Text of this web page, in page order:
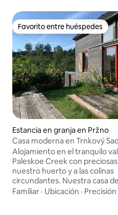
Favorito entre huéspedes
Favorito entre huéspedes
Estancia en granja en Pržno
Casa moderna en Trnkový
Alojamiento en el tranquilo
Paleskoe Creek con
nuestro huerto y a las colinas
circundantes. Nuestra casa
un tributo al paisaje y a la
Familiar · Ubicación · Precisión